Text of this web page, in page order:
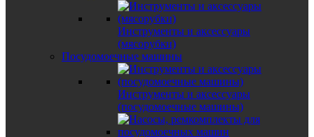
Инструменты и аксессуары
(мясорубки)
Посудомоечные машины
Инструменты и аксессуары
(посудомоечные машины)